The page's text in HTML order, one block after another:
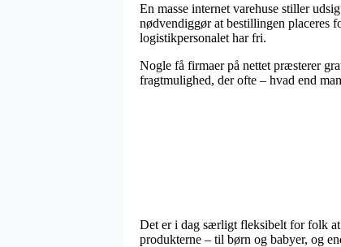
En masse internet varehuse stiller
nødvendiggør at bestillingen placeres
logistikpersonalet har fri.
Nogle få firmaer på nettet præsterer
fragtmulighed, der ofte – hvad end
Det er i dag særligt fleksibelt for folk
produkterne – til børn og babyer, og